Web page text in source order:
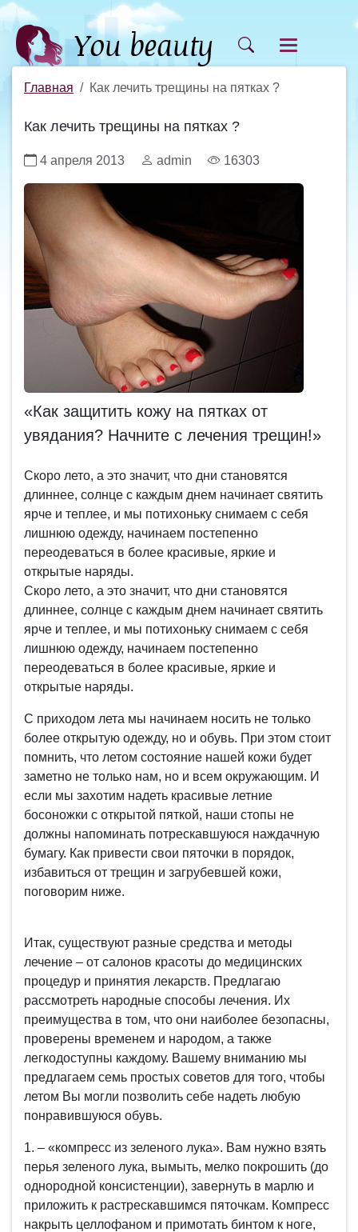
Главная Как лечить трещины на пятках ?
Как лечить трещины на пятках ?
4 апреля 2013 admin 16303
«Как защитить кожу на пятках от
увядания? Начните с лечения трещин!»
Скоро лето, а это значит, что дни становятся
длиннее, солнце с каждым днем начинает святить
ярче и теплее, и мы потихоньку снимаем с себя
лишнюю одежду, начинаем постепенно
переодеваться в более красивые, яркие и
открытые наряды.
Скоро лето, а это значит, что дни становятся
длиннее, солнце с каждым днем начинает святить
ярче и теплее, и мы потихоньку снимаем с себя
лишнюю одежду, начинаем постепенно
переодеваться в более красивые, яркие и
открытые наряды.
С приходом лета мы начинаем носить не только
более открытую одежду, но и обувь. При этом стоит
помнить, что летом состояние нашей кожи будет
заметно не только нам, но и всем окружающим. И
если мы захотим надеть красивые летние
босоножки с открытой пяткой, наши стопы не
должны напоминать потрескавшуюся наждачную
бумагу. Как привести свои пяточки в порядок,
избавиться от трещин и загрубевшей кожи,
поговорим ниже.
Итак, существуют разные средства и методы
лечение – от салонов красоты до медицинских
процедур и принятия лекарств. Предлагаю
рассмотреть народные способы лечения. Их
преимущества в том, что они наиболее безопасны,
проверены временем и народом, а также
легкодоступны каждому. Вашему вниманию мы
предлагаем семь простых советов для того, чтобы
летом Вы могли позволить себе надеть любую
понравившуюся обувь.
1. – «компресс из зеленого лука». Вам нужно взять
перья зеленого лука, вымыть, мелко покрошить (до
однородной консистенции), завернуть в марлю и
приложить к растрескавшимся пяточкам. Компресс
накрыть целлофаном и примотать бинтом к ноге,